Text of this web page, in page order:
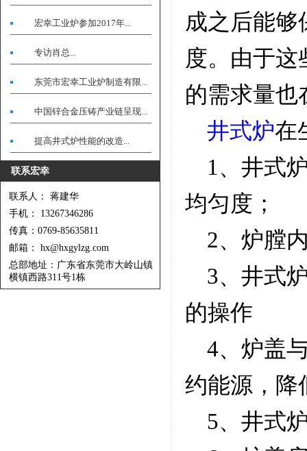
宏幸工业炉参加2017年...
专访肖总...
东莞市宏幸工业炉制造有限...
中国锌合金压铸产业链呈现...
提高井式炉性能的改造...
联系宏幸
联系人： 蒋建华
手机： 13267346286
传真：0769-85635811
邮箱： hx@hxgylzg.com
总部地址：广东省东莞市大岭山镇
横镇西路311号1栋
成之后能够
度。由于这
的需求量也
井式炉在
1、井式
均匀度；
2、炉膛
3、井式
的操作
4、炉盖
约能源，降
5、井式